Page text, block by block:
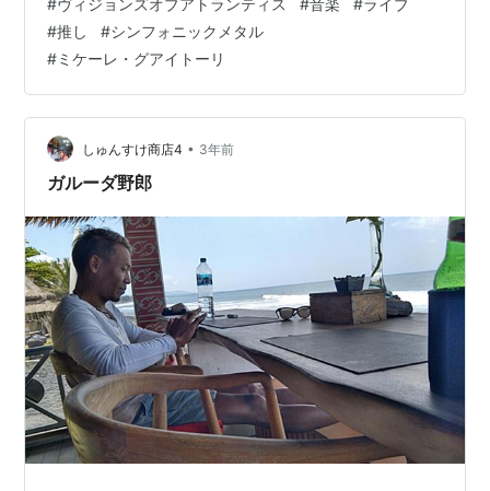
#ヴィジョンズオブアトランティス #音楽 #ライブ
#推し #シンフォニックメタル
#ミケーレ・グアイトーリ
しゅんすけ商店4 • 3年前
ガルーダ野郎